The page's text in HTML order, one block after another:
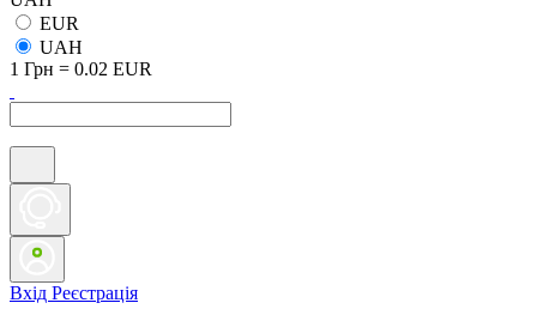
EUR
UAH
1 Грн = 0.02 EUR
Вхід Реєстрація